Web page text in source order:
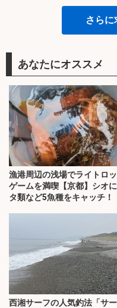
さら
あなたにオススメ
漁港周辺の浅場でライトロ
ゲームを満喫【京都】シオ
タ類など5魚種をキャッチ！
西湘サーフの人気釣法「サ